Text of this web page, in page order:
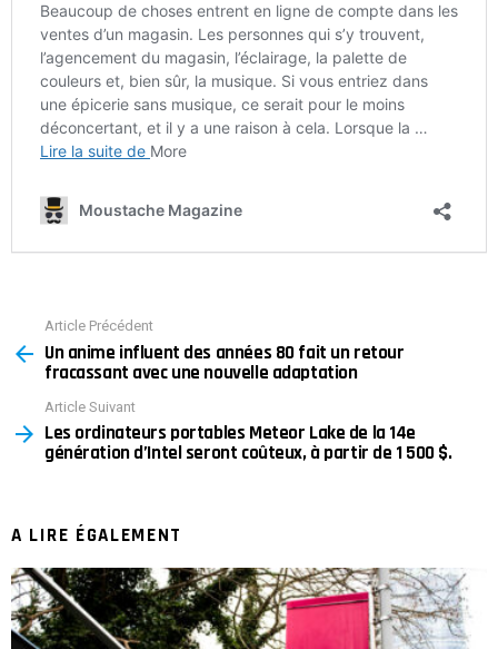
more
Article Précédent
Un anime influent des années 80 fait un retour
fracassant avec une nouvelle adaptation
Article Suivant
Les ordinateurs portables Meteor Lake de la 14e
génération d’Intel seront coûteux, à partir de 1 500 $.
A LIRE ÉGALEMENT